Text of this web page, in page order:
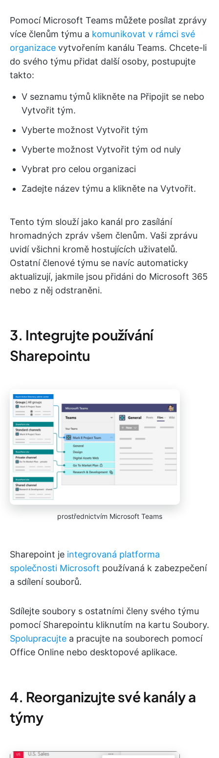
Pomocí Microsoft Teams můžete posílat zprávy
více členům týmu a komunikovat v rámci své
organizace vytvořením kanálu Teams. Chcete-li
do svého týmu přidat další osoby, postupujte
takto:
V seznamu týmů klikněte na Připojit se nebo
Vytvořit tým.
Vyberte možnost Vytvořit tým
Vyberte možnost Vytvořit tým od nuly
Vybrat pro celou organizaci
Zadejte název týmu a klikněte na Vytvořit.
Tento tým slouží jako kanál pro zasílání
hromadných zpráv všem členům. Vaši zprávu
uvidí všichni kromě hostujících uživatelů.
Ostatní členové týmu se navíc automaticky
aktualizují, jakmile jsou přidáni do Microsoft 365
nebo z něj odstraněni.
3. Integrujte používání
Sharepointu
prostřednictvím Microsoft Teams
Sharepoint je integrovaná platforma
společnosti Microsoft používaná k zabezpečení
a sdílení souborů.
Sdílejte soubory s ostatními členy svého týmu
pomocí Sharepointu kliknutím na kartu Soubory.
Spolupracujte a pracujte na souborech pomocí
Office Online nebo desktopové aplikace.
4. Reorganizujte své kanály a
týmy